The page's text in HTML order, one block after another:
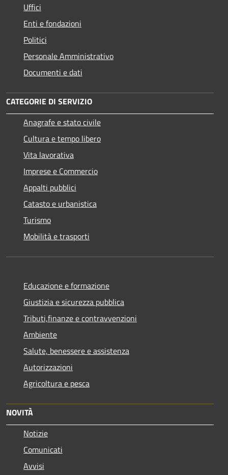
Uffici
Enti e fondazioni
Politici
Personale Amministrativo
Documenti e dati
CATEGORIE DI SERVIZIO
Anagrafe e stato civile
Cultura e tempo libero
Vita lavorativa
Imprese e Commercio
Appalti pubblici
Catasto e urbanistica
Turismo
Mobilità e trasporti
Educazione e formazione
Giustizia e sicurezza pubblica
Tributi,finanze e contravvenzioni
Ambiente
Salute, benessere e assistenza
Autorizzazioni
Agricoltura e pesca
NOVITÀ
Notizie
Comunicati
Avvisi